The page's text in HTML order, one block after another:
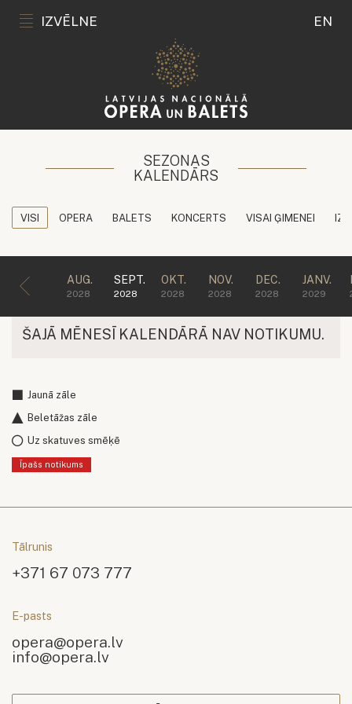
IZVĒLNE EN
SEZONAS
KALENDĀRS
VISI OPERA BALETS KONCERTS VISAI ĢIMENEI
AUG.
2028
SEPT.
2028
OKT.
2028
NOV.
2028
DEC.
2028
JANV.
2029
ŠAJĀ MĒNESĪ KALENDĀRĀ NAV NOTIKUMU.
Jaunā zāle
Beletāžas zāle
Uz skatuves smēķē
Īpašs notikums
Tālrunis
+371 67 073 777
E-pasts
opera@opera.lv
info@opera.lv